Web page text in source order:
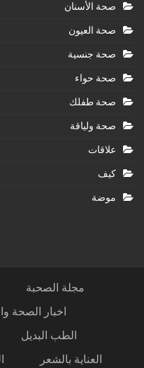
صحة الأسنان
صحة العيون
صحة جنسية
صحة حواء
صحة طفلك
صحة ولياقة
علاقات
كيف
موضة
مجلة الصحبة
اخبار الصحة
الطب البديل
العناية بالشعر